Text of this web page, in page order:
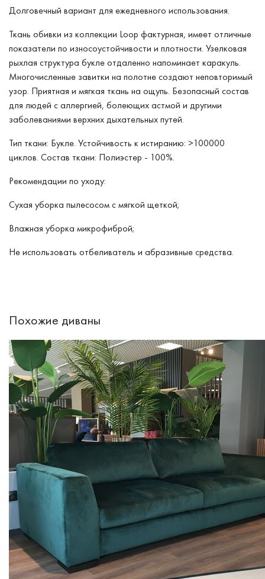
Долговечный вариант для ежедневного использования.
Ткань обивки из коллекции Loop фактурная, имеет отличные
показатели по износоустойчивости и плотности. Узелковая
рыхлая структура букле отдаленно напоминает каракуль.
Многочисленные завитки на полотне создают неповторимый
узор. Приятная и мягкая ткань на ощупь. Безопасный состав
для людей с аллергией, болеющих астмой и другими
заболеваниями верхних дыхательных путей.
Тип ткани: Букле. Устойчивость к истиранию: >100000
циклов. Состав ткани: Полиэстер - 100%.
Рекомендации по уходу:
Сухая уборка пылесосом с мягкой щеткой;
Влажная уборка микрофиброй;
Не использовать отбеливатель и абразивные средства.
Похожие диваны